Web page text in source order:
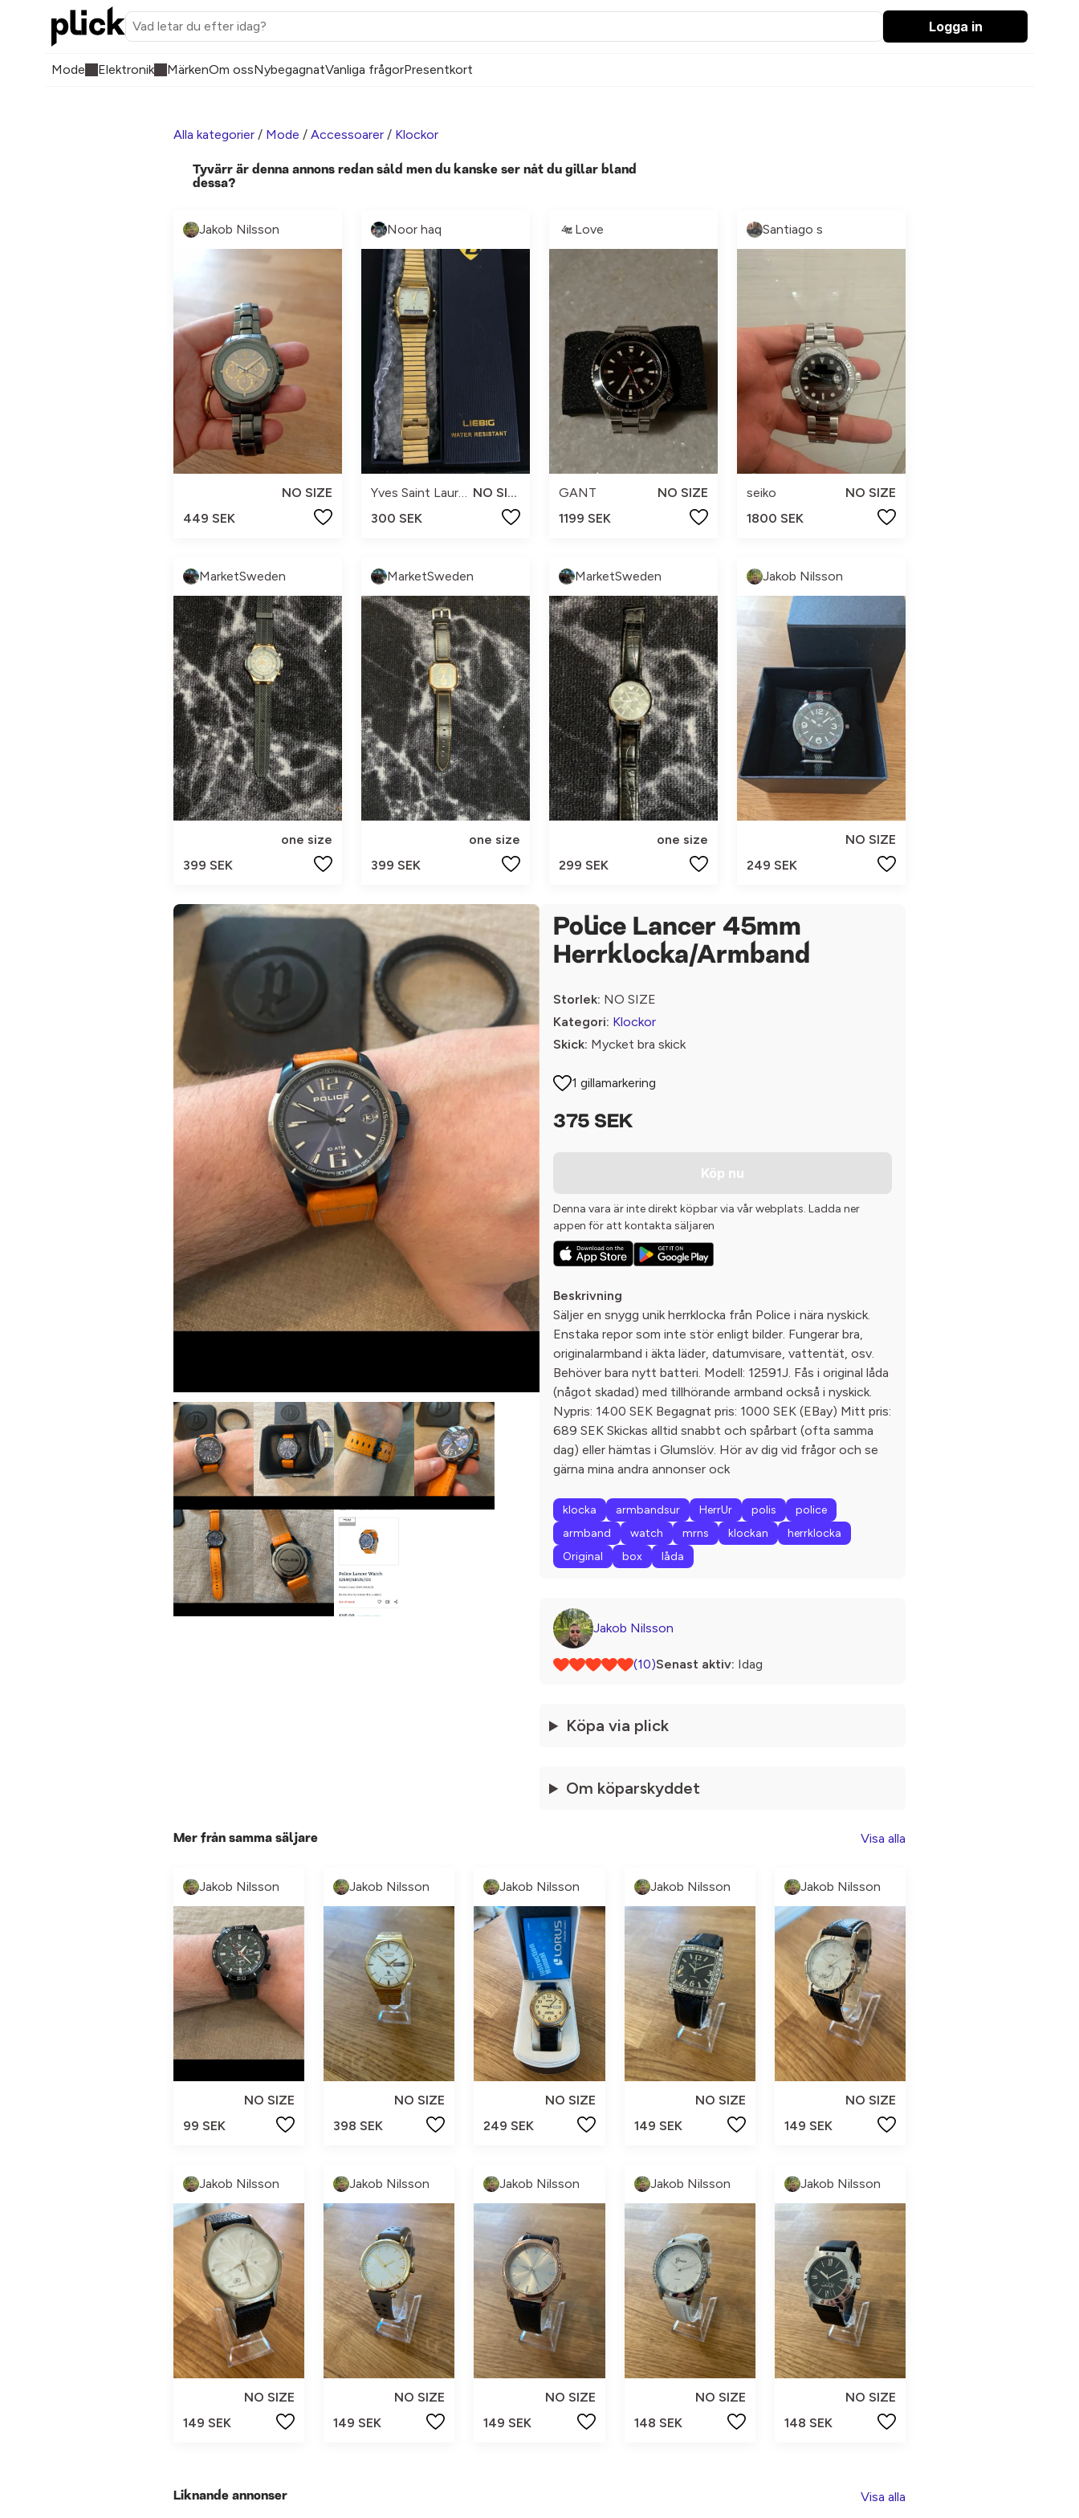
Logga in
Mode Elektronik MärkenOm ossNybegagnatVanliga frågorPresentkort
Alla kategorier / Mode / Accessoarer / Klockor
Tyvärr är denna annons redan såld men du kanske ser nåt du gillar bland
dessa?
Jakob Nilsson
NO SIZE
449 SEK
Noor haq
Yves Saint Laurent
NO SIZE
300 SEK
Love
GANT
NO SIZE
1199 SEK
Santiago s
seiko
NO SIZE
1800 SEK
MarketSweden
one size
399 SEK
MarketSweden
one size
399 SEK
MarketSweden
one size
299 SEK
Jakob Nilsson
NO SIZE
249 SEK
Police Lancer 45mm
Herrklocka/Armband
Storlek: NO SIZE
Kategori: Klockor
Skick: Mycket bra skick
1 gillamarkering
375 SEK
Köp nu
Denna vara är inte direkt köpbar via vår webplats. Ladda ner
appen för att kontakta säljaren
Beskrivning
Säljer en snygg unik herrklocka från Police i nära nyskick.
Enstaka repor som inte stör enligt bilder. Fungerar bra,
originalarmband i äkta läder, datumvisare, vattentät, osv.
Behöver bara nytt batteri. Modell: 12591J. Fås i original låda
(något skadad) med tillhörande armband också i nyskick.
Nypris: 1400 SEK Begagnat pris: 1000 SEK (EBay) Mitt pris:
689 SEK Skickas alltid snabbt och spårbart (ofta samma
dag) eller hämtas i Glumslöv. Hör av dig vid frågor och se
gärna mina andra annonser ock
klocka armbandsur HerrUr polis
police
armband
watch mrns klockan
herrklocka
Original
box låda
Jakob Nilsson
(10)Senast aktiv: Idag
Köpa via plick
Om köparskyddet
Mer från samma säljare Visa alla
Jakob Nilsson
NO SIZE
99 SEK
Jakob Nilsson
NO SIZE
398 SEK
Jakob Nilsson
NO SIZE
249 SEK
Jakob Nilsson
NO SIZE
149 SEK
Jakob Nilsson
NO SIZE
149 SEK
Jakob Nilsson
NO SIZE
149 SEK
Jakob Nilsson
NO SIZE
149 SEK
Jakob Nilsson
NO SIZE
149 SEK
Jakob Nilsson
NO SIZE
148 SEK
Jakob Nilsson
NO SIZE
148 SEK
Liknande annonser Visa alla